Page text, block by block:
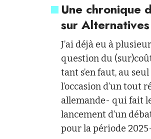
Une chronique
sur
J’ai déjà eu à
question du
tant s’en faut, au
l’occasion d’un tout
allemande- qui fait
lancement d’un
pour la période